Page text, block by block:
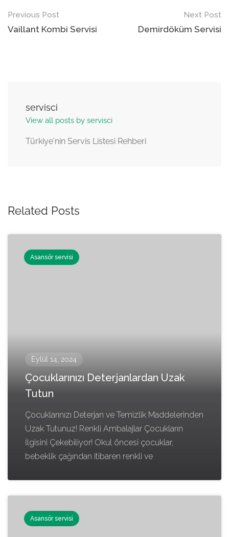
Post
navigation
Previous Post
Vaillant Kombi Servisi
Next Post
Demirdöküm Servisi
servisci
View all posts by servisci
Türkiye'nin Servis Listesi Rehberi
Related Posts
Asansör servisi
Eylül 14, 2024
Çocuklarınızı Deterjanlardan Uzak
Tutun
Çocuklarınızı Deterjan ve Temizlik Maddelerinden
Uzak Tutunuz! Renkli Ambalajlar Çocukların
İlgisini Çekebiliyor! Okul öncesi çocuklar,
bebeklik çağından itibaren renkli ve
Asansör servisi